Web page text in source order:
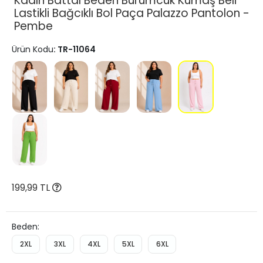
Lastikli Bağcıklı Bol Paça Palazzo Pantolon -
Pembe
Ürün Kodu: TR-11064
199,99 TL
Beden:
2XL 3XL 4XL 5XL 6XL